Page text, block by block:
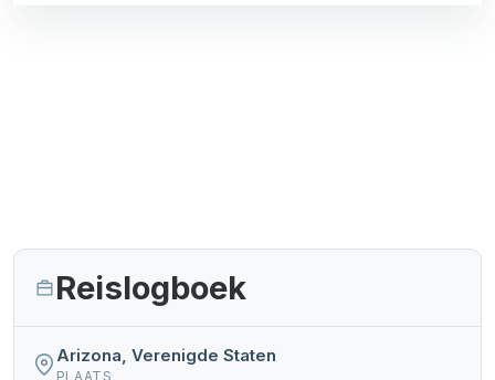
Reislogboek
Arizona, Verenigde Staten
PLAATS